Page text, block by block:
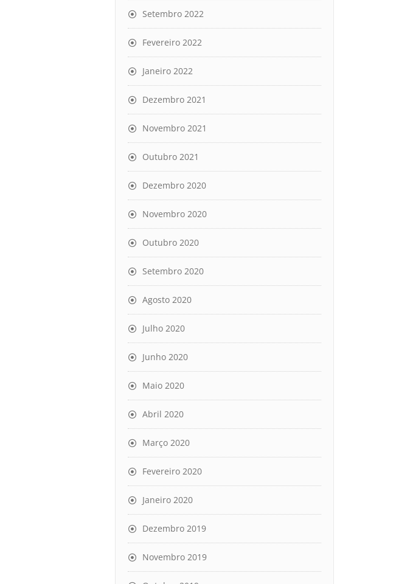
Setembro 2022
Fevereiro 2022
Janeiro 2022
Dezembro 2021
Novembro 2021
Outubro 2021
Dezembro 2020
Novembro 2020
Outubro 2020
Setembro 2020
Agosto 2020
Julho 2020
Junho 2020
Maio 2020
Abril 2020
Março 2020
Fevereiro 2020
Janeiro 2020
Dezembro 2019
Novembro 2019